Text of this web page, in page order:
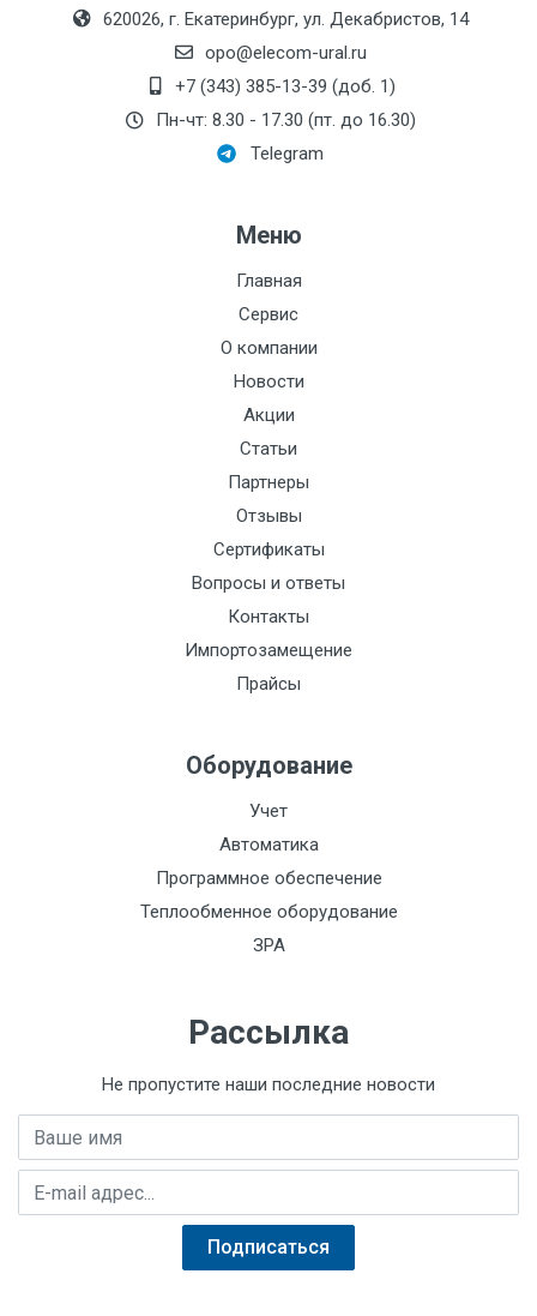
620026, г. Екатеринбург, ул. Декабристов, 14
opo@elecom-ural.ru
+7 (343) 385-13-39 (доб. 1)
Пн-чт: 8.30 - 17.30 (пт. до 16.30)
Telegram
Меню
Главная
Сервис
О компании
Новости
Акции
Статьи
Партнеры
Отзывы
Сертификаты
Вопросы и ответы
Контакты
Импортозамещение
Прайсы
Оборудование
Учет
Автоматика
Программное обеспечение
Теплообменное оборудование
ЗРА
Рассылка
Не пропустите наши последние новости
Подписаться